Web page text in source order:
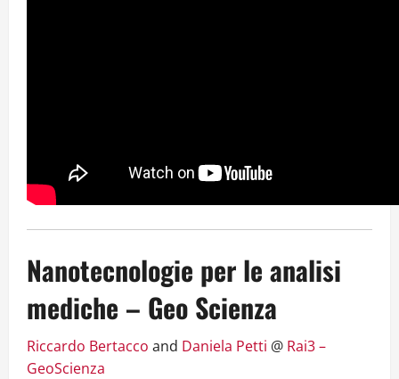
Nanotecnologie per le analisi
mediche – Geo Scienza
Riccardo Bertacco and Daniela Petti @ Rai3 –
GeoScienza